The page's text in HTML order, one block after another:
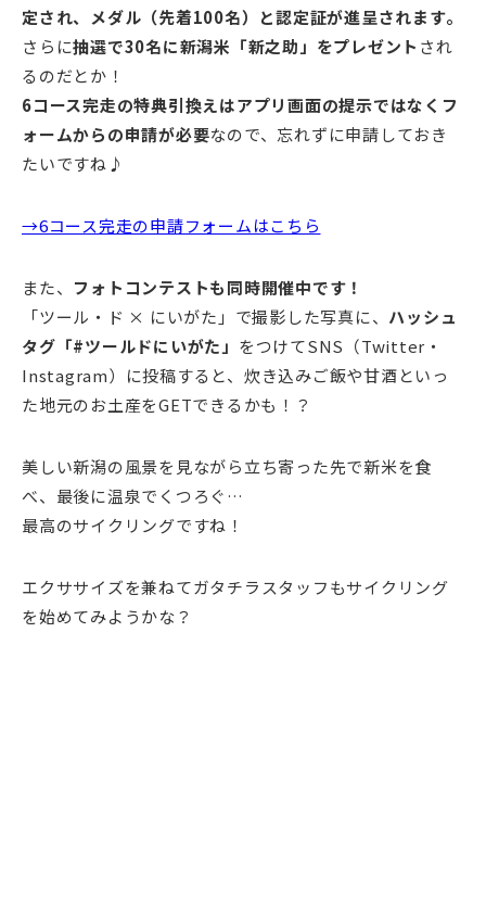
定され、メダル（先着100名）と認定証が進呈されます。
さらに抽選で30名に新潟米「新之助」をプレゼント され
るのだとか！
6コース完走の特典引換えはアプリ画面の提示ではなくフ
ォームからの申請が必要なので、忘れずに申請しておき
たいですね♪
→6コース完走の申請フォームはこちら
また、 フォトコンテストも同時開催中です！
「ツール・ド × にいがた」で撮影した写真に、 ハッシュ
タグ「#ツールドにいがた」 をつけてSNS（Twitter・
Instagram）に投稿すると、炊き込みご飯や甘酒といっ
た地元のお土産をGETできるかも！？
美しい新潟の風景を見ながら立ち寄った先で新米を食
べ、最後に温泉でくつろぐ…
最高のサイクリングですね！
エクササイズを兼ねてガタチラスタッフもサイクリング
を始めてみようかな？